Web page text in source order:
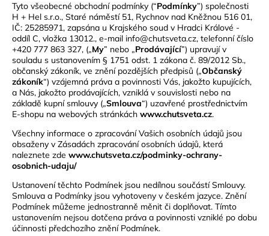
Tyto všeobecné obchodní podmínky (“Podmínky”) společnosti
H + Hel s.r.o., Staré náměstí 51, Rychnov nad Kněžnou 516 01,
IČ: 25285971, zapsána u Krajského soud v Hradci Králové -
oddíl C, vložka 13012., e-mail info@chutsveta.cz, telefonní číslo
+420 777 863 327, („My” nebo „Prodávající”) upravují v
souladu s ustanovením § 1751 odst. 1 zákona č. 89/2012 Sb.,
občanský zákoník, ve znění pozdějších předpisů („Občanský
zákoník“) vzájemná práva a povinnosti Vás, jakožto kupujících,
a Nás, jakožto prodávajících, vzniklá v souvislosti nebo na
základě kupní smlouvy („Smlouva“) uzavřené prostřednictvím
E-shopu na webových stránkách www.chutsveta.cz.
Všechny informace o zpracování Vašich osobních údajů jsou
obsaženy v Zásadách zpracování osobních údajů, která
naleznete zde www.chutsveta.cz/podminky-ochrany-
osobnich-udaju/
Ustanovení těchto Podmínek jsou nedílnou součástí Smlouvy.
Smlouva a Podmínky jsou vyhotoveny v českém jazyce. Znění
Podmínek můžeme jednostranně měnit či doplňovat. Tímto
ustanovením nejsou dotčena práva a povinnosti vzniklé po dobu
účinnosti předchozího znění Podmínek.